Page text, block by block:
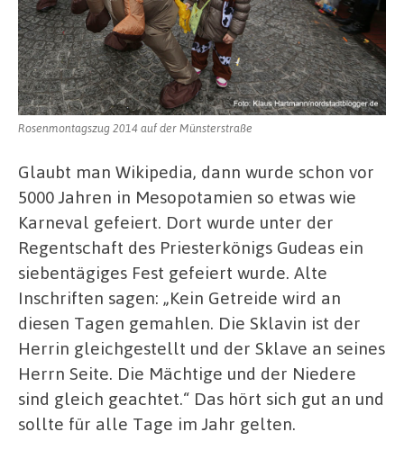
Rosenmontagszug 2014 auf der Münsterstraße
Glaubt man Wikipedia, dann wurde schon vor
5000 Jahren in Mesopotamien so etwas wie
Karneval gefeiert. Dort wurde unter der
Regentschaft des Priesterkönigs Gudeas ein
siebentägiges Fest gefeiert wurde. Alte
Inschriften sagen: „Kein Getreide wird an
diesen Tagen gemahlen. Die Sklavin ist der
Herrin gleichgestellt und der Sklave an seines
Herrn Seite. Die Mächtige und der Niedere
sind gleich geachtet.“ Das hört sich gut an und
sollte für alle Tage im Jahr gelten.